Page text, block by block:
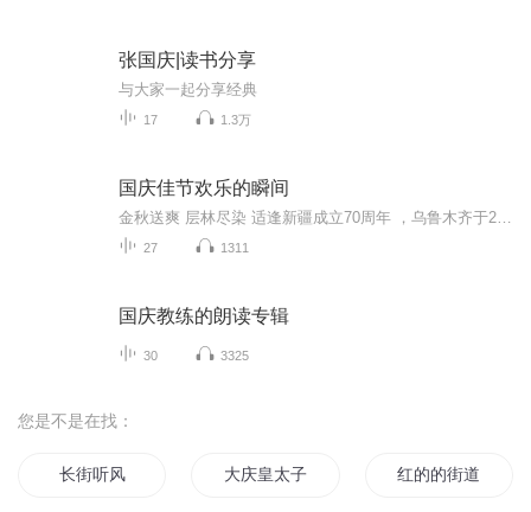
张国庆|读书分享
与大家一起分享经典
17 1.3万
国庆佳节欢乐的瞬间
27 1311
国庆教练的朗读专辑
30 3325
您是不是在找：
长街听风 大庆皇太子 红的的街道